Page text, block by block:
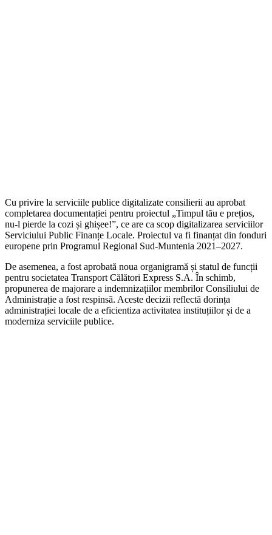
Cu privire la serviciile publice digitalizate consilierii au aprobat
completarea documentației pentru proiectul „Timpul tău e prețios,
nu-l pierde la cozi și ghișee!”, ce are ca scop digitalizarea serviciilor
Serviciului Public Finanțe Locale. Proiectul va fi finanțat din fonduri
europene prin Programul Regional Sud-Muntenia 2021–2027.
De asemenea, a fost aprobată noua organigramă și statul de funcții
pentru societatea Transport Călători Express S.A. În schimb,
propunerea de majorare a indemnizațiilor membrilor Consiliului de
Administrație a fost respinsă. Aceste decizii reflectă dorința
administrației locale de a eficientiza activitatea instituțiilor și de a
moderniza serviciile publice.